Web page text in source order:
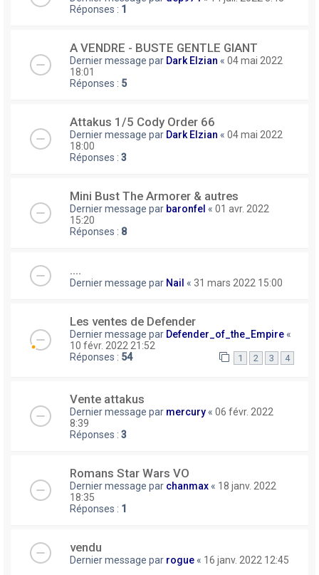
Réponses : 1
A VENDRE - BUSTE GENTLE GIANT
Dernier message par Dark Elzian « 04 mai 2022
18:01
Réponses : 5
Attakus 1/5 Cody Order 66
Dernier message par Dark Elzian « 04 mai 2022
18:00
Réponses : 3
Mini Bust The Armorer & autres
Dernier message par baronfel « 01 avr. 2022
15:20
Réponses : 8
....
Dernier message par Nail « 31 mars 2022 15:00
Les ventes de Defender
Dernier message par Defender_of_the_Empire «
10 févr. 2022 21:52
Réponses : 54 1 2 3 4
Vente attakus
Dernier message par mercury « 06 févr. 2022
8:39
Réponses : 3
Romans Star Wars VO
Dernier message par chanmax « 18 janv. 2022
18:35
Réponses : 1
vendu
Dernier message par rogue « 16 janv. 2022 12:45